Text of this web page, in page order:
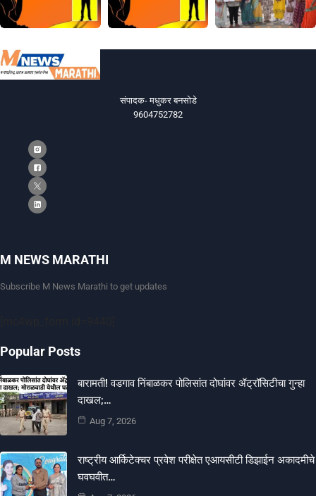
संपादक- मधुकर बनसोडे
9604752782
M NEWS MARATHI
Subscribe M News Marathi to get updates
Popular Posts
बारामती! वडगाव निंबाळकर पोलिसांत दोघांवर ॲट्रॉसिटीचा गुन्हा
दाखल;…
Aug 7, 2026
राष्ट्रीय आर्किटेक्चर प्रवेश परीक्षेत एआयसीटी डिझाईन अकादमीचे
घवघवीत…